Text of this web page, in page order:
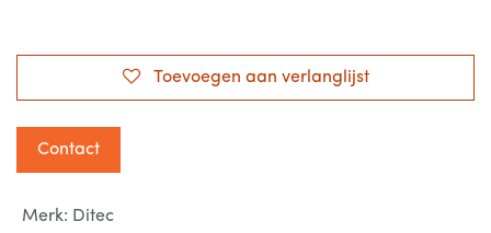
Toevoegen aan verlanglijst
Contact
Merk: Ditec